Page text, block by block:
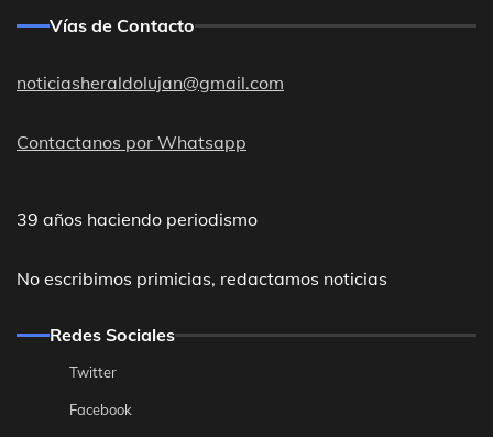
Vías de Contacto
noticiasheraldolujan@gmail.com
Contactanos por Whatsapp
39 años haciendo periodismo
No escribimos primicias, redactamos noticias
Redes Sociales
Twitter
Facebook